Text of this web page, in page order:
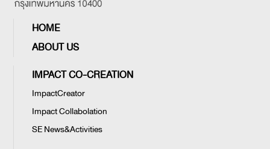
HOME
ABOUT US
IMPACT CO-CREATION
ImpactCreator
Impact Collabolation
SE News&Activities